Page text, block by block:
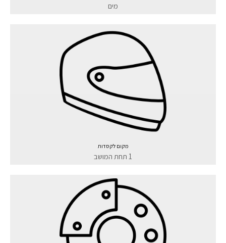
מים
מקום לקסדות
1 תחת המושב